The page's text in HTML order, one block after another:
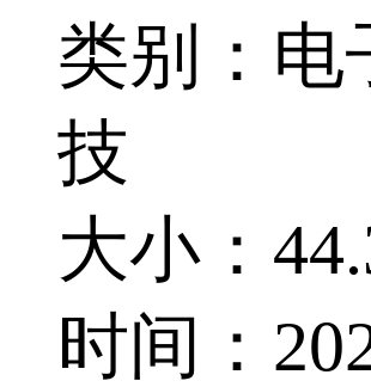
类别：电
技
大小：
时间：